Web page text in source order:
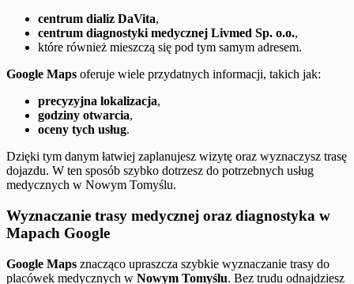
centrum dializ DaVita,
centrum diagnostyki medycznej Livmed Sp. o.o.,
które również mieszczą się pod tym samym adresem.
Google Maps oferuje wiele przydatnych informacji, takich jak:
precyzyjna lokalizacja,
godziny otwarcia,
oceny tych usług.
Dzięki tym danym łatwiej zaplanujesz wizytę oraz wyznaczysz trasę
dojazdu. W ten sposób szybko dotrzesz do potrzebnych usług
medycznych w Nowym Tomyślu.
Wyznaczanie trasy medycznej oraz diagnostyka w
Mapach Google
Google Maps znacząco upraszcza szybkie wyznaczanie trasy do
placówek medycznych w Nowym Tomyślu. Bez trudu odnajdziesz